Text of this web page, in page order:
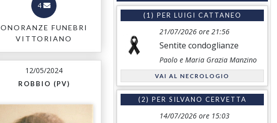
4
ONORANZE FUNEBRI
VITTORIANO
12/05/2024
ROBBIO (PV)
(1) PER LUIGI CATTANEO
21/07/2026 ore 21:56
Sentite condoglianze
Paolo e Maria Grazia Manzino
VAI AL NECROLOGIO
(2) PER SILVANO CERVETTA
14/07/2026 ore 15:03